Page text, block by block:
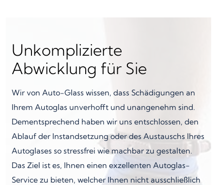
Unkomplizierte
Abwicklung für Sie
Wir von Auto-Glass wissen, dass Schädigungen an
Ihrem Autoglas unverhofft und unangenehm sind.
Dementsprechend haben wir uns entschlossen, den
Ablauf der Instandsetzung oder des Austauschs Ihres
Autoglases so stressfrei wie machbar zu gestalten.
Das Ziel ist es, Ihnen einen exzellenten Autoglas-
Service zu bieten, welcher Ihnen nicht ausschließlich